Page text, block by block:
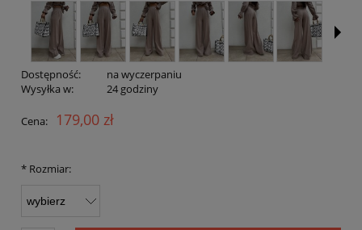
Dostępność:
na wyczerpaniu
Wysyłka w:
24 godziny
Cena: 179,00 zł
* Rozmiar: